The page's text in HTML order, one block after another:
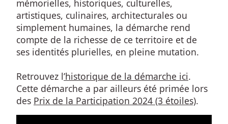
mémorielles, historiques, culturelles,
artistiques, culinaires, architecturales ou
simplement humaines, la démarche rend
compte de la richesse de ce territoire et de
ses identités plurielles, en pleine mutation.
Retrouvez l’historique de la démarche ici.
Cette démarche a par ailleurs été primée lors
des Prix de la Participation 2024 (3 étoiles).